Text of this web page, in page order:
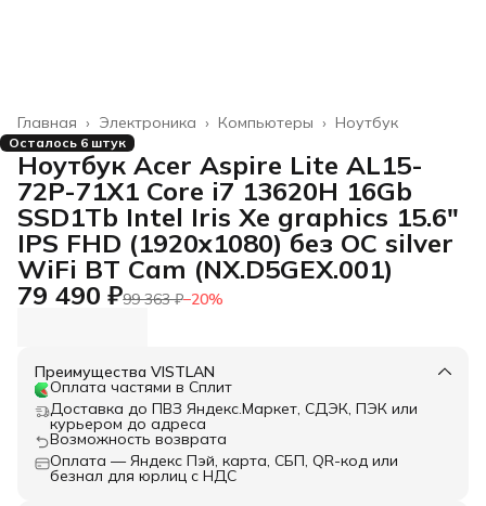
Ноутбук
Компьютеры ›
Электроника ›
Главная ›
Осталось 6 штук
Ноутбук Acer Aspire Lite AL15-
72P-71X1 Core i7 13620H 16Gb
SSD1Tb Intel Iris Xe graphics 15.6"
IPS FHD (1920x1080) без ОС silver
WiFi BT Cam (NX.D5GEX.001)
79 490 ₽99 363 ₽−20%
Преимущества VISTLAN
Оплата частями в Сплит
Доставка до ПВЗ Яндекс.Маркет, СДЭК, ПЭК или
курьером до адреса
Возможность возврата
Оплата — Яндекс Пэй, карта, СБП, QR-код или
безнал для юрлиц с НДС